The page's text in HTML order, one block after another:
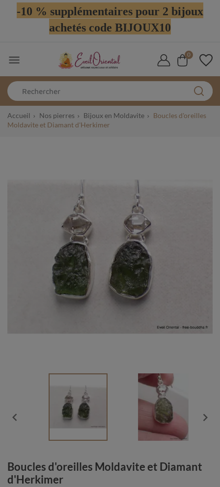
-10 % supplémentaires pour 2 bijoux
achetés code BIJOUX10
 0
Accueil Nos pierres Bijoux en Moldavite
Boucles d'oreilles
Moldavite et Diamant d'Herkimer
 
Boucles d'oreilles Moldavite et Diamant
d'Herkimer